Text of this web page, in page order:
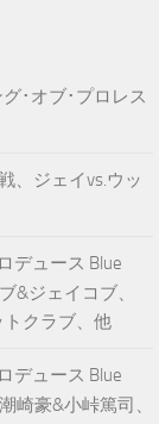
･オブ･プロレス
、ジェイvs.ウッ
デュース Blue
&ジェイコブ、
トクラブ、他
デュース Blue
崎豪&小峠篤司、